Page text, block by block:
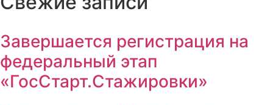
Завершается регистрация на
федеральный этап
«ГосСтарт.Стажировки»